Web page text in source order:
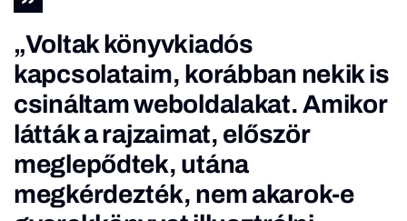
„Voltak könyvkiadós
kapcsolataim, korábban nekik is
csináltam weboldalakat. Amikor
látták a rajzaimat, először
meglepődtek, utána
megkérdezték, nem akarok-e